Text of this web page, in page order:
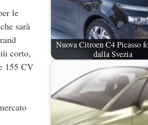
le
sarà
corto,
155 CV
Nuova Citroen C4 Picasso
dalla Svezia